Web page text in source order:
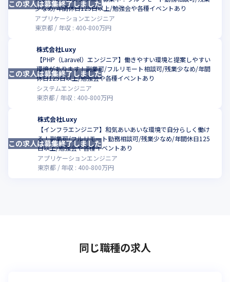
少なめ/年間休日125日以上/勉強会や各種イベントあり
アプリケーションエンジニア
東京都
年収 : 400-800万円
この求人は募集終了しました
株式会社Luxy
【PHP（Laravel）エンジニア】働きやすい環境と提案しやすい
環境があります！副業可/フルリモート相談可/残業少なめ/年間
休日125日以上/勉強会や各種イベントあり
システムエンジニア
東京都
年収 : 400-800万円
この求人は募集終了しました
株式会社Luxy
【インフラエンジニア】和気あいあいな環境で自分らしく働け
る！副業可/フルリモート勤務相談可/残業少なめ/年間休日125
日以上/勉強会や各種イベントあり
アプリケーションエンジニア
東京都
年収 : 400-800万円
この求人は募集終了しました
同じ職種の求人